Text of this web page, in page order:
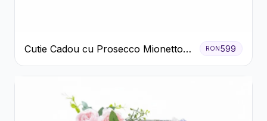
Cutie Cadou cu Prosecco Mionetto
Ferrero Rocher și Flori Pastelate
RON 599